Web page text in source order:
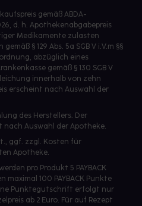
gemäß ABDA-
d. h. Apothekenabgabepreis
Medikamente zulasten
§ 129 Abs. 5a SGB V i.V.m §§
abzüglich eines
gemäß § 130 SGB V
innerhalb von zehn
erscheint nach Auswahl der
des Herstellers. Der
nach Auswahl der Apotheke.
ggf. zzgl. Kosten für
Apotheke.
pro Produkt 5 PAYBACK
maximal 100 PAYBACK Punkte
Punktegutschrift erfolgt nur
ab 2 Euro. Für auf Rezept